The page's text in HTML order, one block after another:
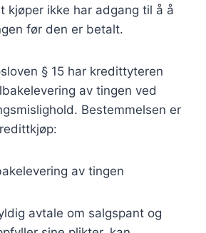
kjøper ikke har adgang til å å
før den er betalt.
§ 15 har kredittyteren
av tingen ved
Bestemmelsen er
av tingen
avtale om salgspant og